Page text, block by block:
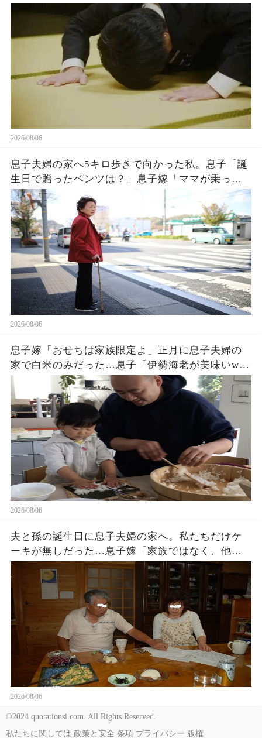
息子嫁「とっとと帰れw」→30分後、結婚式でトラ
ブルが起きたw
2026/08/06
息子夫婦の家へ5キロ歩きで向かった私。息子「誕
生日で贈ったベンツは？」息子嫁「ママが乗って
るわ！お義母さんは若いから不要でしょw」息子
「はぁ…そうか…」→1週間後、息子嫁は青ざめ地
獄へw
2026/08/06
息子嫁「おせちは家族限定よ」正月に息子夫婦の
家で白米のみだった…息子「伊勢海老が美味いw」
夫「家に戻ろう」私「はい」→翌日、息子夫婦か
ら300件の鬼電が…w
2026/08/06
夫と孫の誕生日に息子夫婦の家へ。私たちだけケ
ーキが無しだった…息子嫁「家族ではなく、他人
でしょ？w」夫「家に戻ろう…」私「そうね…」→
翌日､血相を変えた息子嫁から鬼電が…
2026/08/06
©2024 quotationsi.com. All Rights Reserved.
私たちに関しては 政策と安全 条項 プライバシー 版権